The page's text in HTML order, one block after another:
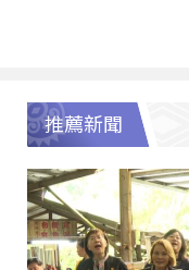
推薦新聞